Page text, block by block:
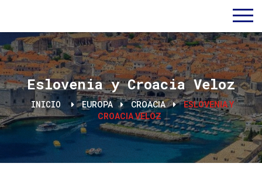
Eslovenia y Croacia Veloz
INICIO EUROPA CROACIA
ESLOVENIA Y
CROACIA VELOZ